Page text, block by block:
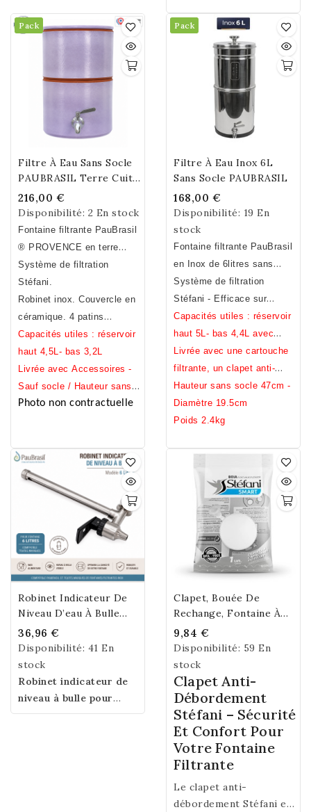
Pack
Filtre À Eau Sans Socle
PAUBRASIL Terre Cuite
Lilas 5L
216,00 €
Disponibilité: 2 En stock
Fontaine filtrante PauBrasil
® PROVENCE en terre
cuite émaillée lilas. Fait
main. Fabrication Française
Système de filtration
Stéfani.
Robinet inox. Couvercle en
céramique. 4 patins
(offerts) à disposer sous la
cuve basse.
Capacités utiles : réservoir
haut 4,5L- bas 3,2L
Livrée avec Accessoires -
Sauf socle / Hauteur sans
socle 31cm / Diamètre
Photo non contractuelle
Pack
Filtre À Eau Inox 6L
Sans Socle PAUBRASIL
168,00 €
Disponibilité: 19 En
stock
Fontaine filtrante PauBrasil
en Inox de 6litres sans
socle
Système de filtration
Stéfani - Efficace sur
métaux lourds, pesticides,
chlore, bacteries ... (voir
analyses)
Capacités utiles : réservoir
haut 5L- bas 4,4L avec
clapet, 5L sans.
Livrée avec une cartouche
filtrante, un clapet anti-
débordement, un robinet
inox, un joint noir
antidérapant.
Hauteur sans socle 47cm -
Diamètre 19.5cm
Poids 2.4kg
Robinet Indicateur De
Niveau D’eau À Bulle
Pour Fontaine Filtrante
Inox 6 L
36,96 €
Disponibilité: 41 En
stock
Robinet indicateur de
niveau à bulle pour
fontaine filtrante inox
Clapet, Bouée De
Rechange, Fontaine À
Eau Stéfani
9,84 €
Disponibilité: 59 En
stock
Clapet Anti-
Débordement
Stéfani – Sécurité
Et Confort Pour
Votre Fontaine
Filtrante
Le clapet anti-
débordement Stéfani est